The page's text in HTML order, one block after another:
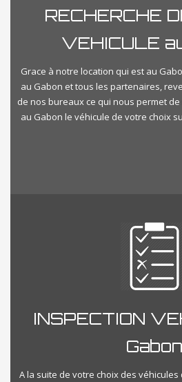
RECHERCHE
VEHICULE
Grace à notre location qui est au
au Gabon et tous les partenaires,
de nos bureaux ce qui nous permet
au Gabon le véhicule de votre choix
INSPECTION
Gabon
A la suite de votre choix des